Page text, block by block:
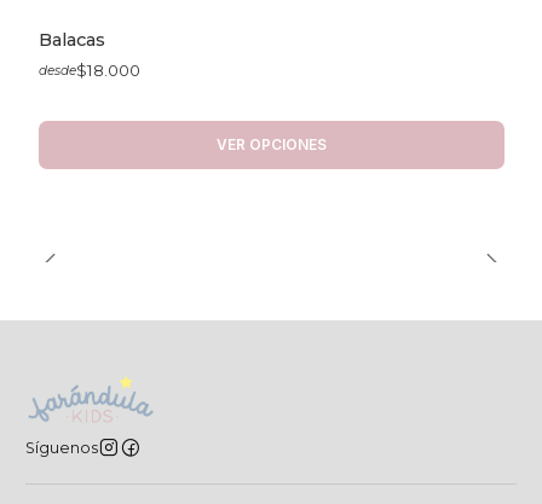
Balacas
desde$18.000
VER OPCIONES
Síguenos